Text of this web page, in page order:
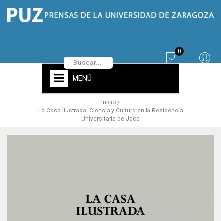
0
MENÚ
Inicio
La Casa Ilustrada. Ciencia y Cultura en la Residencia
Universitaria de Jaca